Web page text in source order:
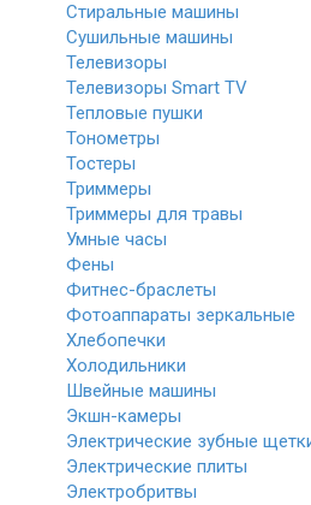
Стиральные машины
Сушильные машины
Телевизоры
Телевизоры Smart TV
Тепловые пушки
Тонометры
Тостеры
Триммеры
Триммеры для травы
Умные часы
Фены
Фитнес-браслеты
Фотоаппараты зеркальные
Хлебопечки
Холодильники
Швейные машины
Экшн-камеры
Электрические зубные
Электрические плиты
Электробритвы